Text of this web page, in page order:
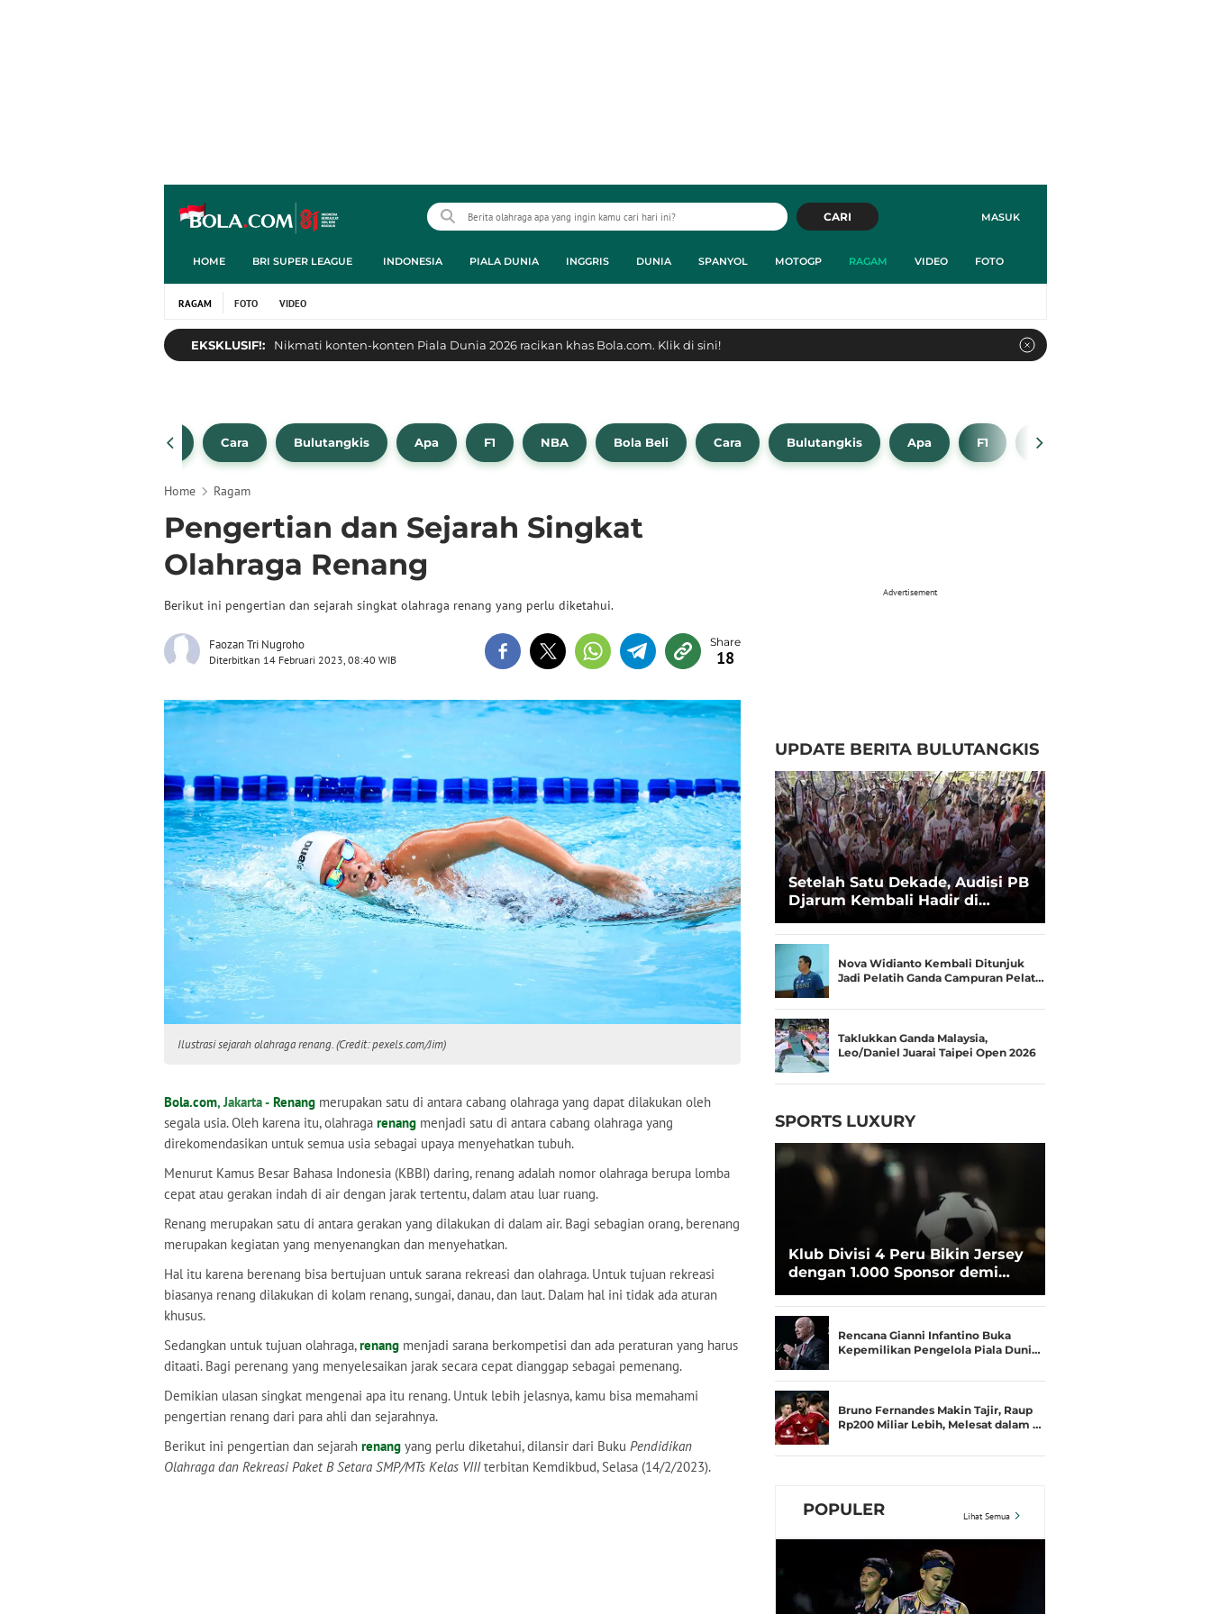
MASUK
CARI
HOME BRI SUPER LEAGUE INDONESIA PIALA DUNIA INGGRIS DUNIA SPANYOL MOTOGP RAGAM VIDEO FOTO
RAGAM FOTO VIDEO
EKSKLUSIF!: Nikmati konten-konten Piala Dunia 2026 racikan khas Bola.com. Klik di sini!
Bola Beli Cara Bulutangkis Apa F1 NBA Bola Beli Cara Bulutangkis Apa F1 NBA
Home Ragam
Pengertian dan Sejarah Singkat
Olahraga Renang
Berikut ini pengertian dan sejarah singkat olahraga renang yang perlu diketahui.
Faozan Tri Nugroho
Diterbitkan 14 Februari 2023, 08:40 WIB 18
Ilustrasi sejarah olahraga renang. (Credit: pexels.com/Jim)
Bola.com, Jakarta - Renang merupakan satu di antara cabang olahraga yang dapat dilakukan oleh
segala usia. Oleh karena itu, olahraga renang menjadi satu di antara cabang olahraga yang
direkomendasikan untuk semua usia sebagai upaya menyehatkan tubuh.
Menurut Kamus Besar Bahasa Indonesia (KBBI) daring, renang adalah nomor olahraga berupa lomba
cepat atau gerakan indah di air dengan jarak tertentu, dalam atau luar ruang.
Renang merupakan satu di antara gerakan yang dilakukan di dalam air. Bagi sebagian orang, berenang
merupakan kegiatan yang menyenangkan dan menyehatkan.
Hal itu karena berenang bisa bertujuan untuk sarana rekreasi dan olahraga. Untuk tujuan rekreasi
biasanya renang dilakukan di kolam renang, sungai, danau, dan laut. Dalam hal ini tidak ada aturan
khusus.
Sedangkan untuk tujuan olahraga,renang menjadi sarana berkompetisi dan ada peraturan yang harus
ditaati. Bagi perenang yang menyelesaikan jarak secara cepat dianggap sebagai pemenang.
Demikian ulasan singkat mengenai apa itu renang. Untuk lebih jelasnya, kamu bisa memahami
pengertian renang dari para ahli dan sejarahnya.
Berikut ini pengertian dan sejarah renang yang perlu diketahui, dilansir dari Buku Pendidikan
Olahraga dan Rekreasi Paket B Setara SMP/MTs Kelas VIIIterbitan Kemdikbud, Selasa (14/2/2023).
Advertisement
UPDATE BERITA BULUTANGKIS
Setelah Satu Dekade, Audisi PB
Djarum Kembali Hadir di
Talenta Super
Nova Widianto Kembali Ditunjuk
Jadi Pelatih Ganda Campuran Pelat…
Taklukkan Ganda Malaysia,
Leo/Daniel Juarai Taipei Open 2026
SPORTS LUXURY
Klub Divisi 4 Peru Bikin Jersey
dengan 1.000 Sponsor demi
Rencana Gianni Infantino Buka
Kepemilikan Pengelola Piala Duni…
Bruno Fernandes Makin Tajir, Raup
Rp200 Miliar Lebih, Melesat dalam …
POPULER Lihat Semua